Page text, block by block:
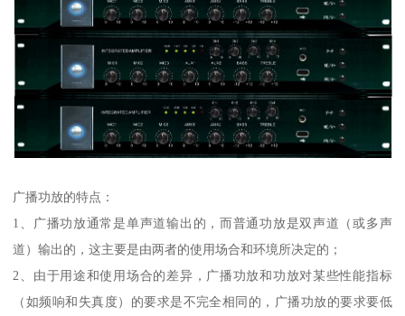
广播功放的特点：
1、广播功放通常是单声道输出的，而普通功放是双声道（或多声
道）输出的，这主要是由两者的使用场合和环境所决定的；
2、由于用途和使用场合的差异，广播功放和功放对某些性能指标
（如频响和失真度）的要求是不完全相同的，广播功放的要求要低